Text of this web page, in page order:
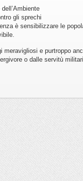
gli sprechi
è sensibilizzare le
meravigliosi e purtroppo
o dalle servitù